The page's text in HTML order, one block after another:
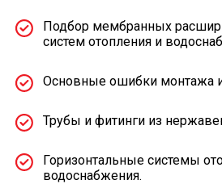
Подбор мембранных
систем отопления и
Основные ошибки монтажа
Трубы и фитинги из
Горизонтальные системы
водоснабжения.